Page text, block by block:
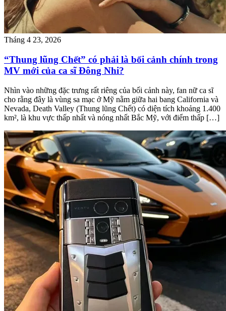
Tháng 4 23, 2026
“Thung lũng Chết” có phải là bối cảnh chính trong
MV mới của ca sĩ Đông Nhi?
Nhìn vào những đặc trưng rất riêng của bối cảnh này, fan nữ ca sĩ
cho rằng đây là vùng sa mạc ở Mỹ nằm giữa hai bang California và
Nevada, Death Valley (Thung lũng Chết) có diện tích khoảng 1.400
km², là khu vực thấp nhất và nóng nhất Bắc Mỹ, với điểm thấp […]